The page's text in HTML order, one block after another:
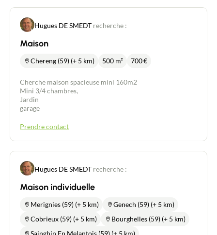
Hugues DE SMEDT recherche :
Maison
Chereng (59) (+ 5 km) 500 m² 700€
Cherche maison spacieuse mini 160m2
Mini 3/4 chambres,
Jardin
garage
Prendre contact
Hugues DE SMEDT recherche :
Maison individuelle
Merignies (59) (+ 5 km)
Genech (59) (+ 5 km)
Cobrieux (59) (+ 5 km)
Bourghelles (59) (+ 5 km)
Sainghin En Melantois (59) (+ 5 km)